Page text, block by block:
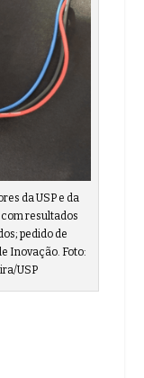
da USP e da
resultados
pedido de
Inovação. Foto:
USP